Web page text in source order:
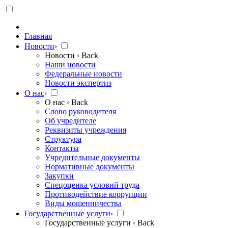
Главная
Новости›
Новости ‹ Back
Наши новости
Федеральные новости
Новости экспертиз
О нас›
О нас ‹ Back
Слово руководителя
Об учредителе
Реквизиты учреждения
Структура
Контакты
Учредительные документы
Нормативные документы
Закупки
Спецоценка условий труда
Противодействие коррупции
Виды мошенничества
Государственные услуги›
Государственные услуги ‹ Back